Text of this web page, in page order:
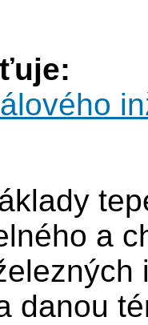
a
danou